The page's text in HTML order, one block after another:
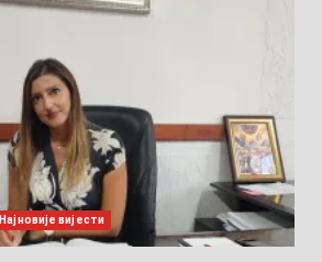
Најновије вијести